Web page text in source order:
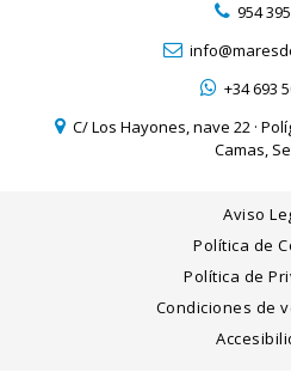
954
+34 693
C/ Los Hayones, nave 22 ·
Camas,
Aviso
Política de
Política de
Condiciones de